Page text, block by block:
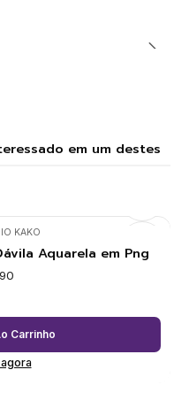
em um destes
KAKO
Aquarela em Png
Carrinho